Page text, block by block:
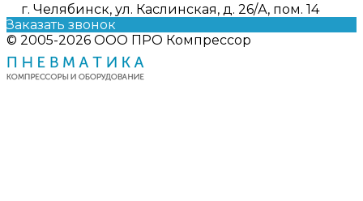
г. Челябинск, ул. Каслинская, д. 26/А, пом. 14
Заказать звонок
© 2005-2026 ООО ПРО Компрессор